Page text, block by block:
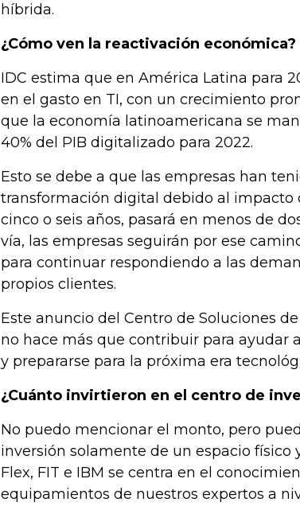
híbrida.
¿Cómo ven la reactivación económica?
IDC estima que en América Latina para
en el gasto en TI, con un crecimiento
que la economía latinoamericana se
40% del PIB digitalizado para 2022.
Esto se debe a que las empresas han
transformación digital debido al impacto
cinco o seis años, pasará en menos de
vía, las empresas seguirán por ese
para continuar respondiendo a las
propios clientes.
Este anuncio del Centro de Soluciones
no hace más que contribuir para ayudar
y prepararse para la próxima era
¿Cuánto invirtieron en el centro de
No puedo mencionar el monto, pero
inversión solamente de un espacio físico
Flex, FIT e IBM se centra en el
equipamientos de nuestros expertos a